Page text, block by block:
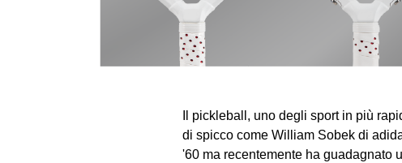
Il pickleball, uno degli sport in più
di spicco comeWilliam Sobek di
'60 ma recentemente ha guadagnato